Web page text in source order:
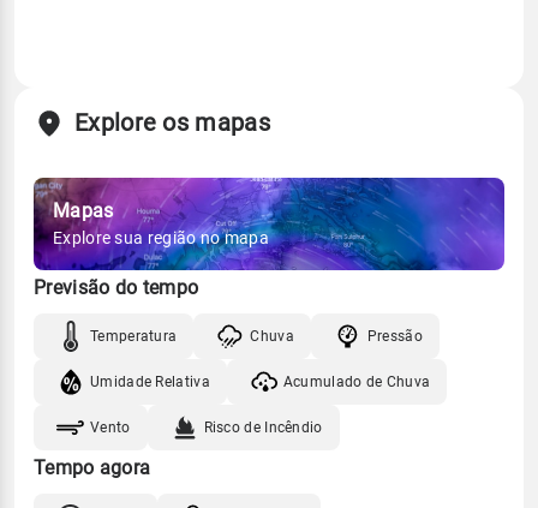
Explore os mapas
Mapas
Explore sua região no mapa
Previsão do tempo
Temperatura Chuva Pressão
Umidade Relativa Acumulado de Chuva
Vento Risco de Incêndio
Tempo agora